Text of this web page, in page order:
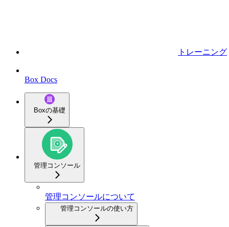
トレーニング
Box Docs
Boxの基礎
管理コンソール
管理コンソールについて
管理コンソールの使い方